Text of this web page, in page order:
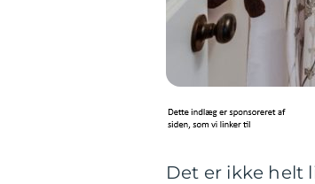
Det er ikke helt